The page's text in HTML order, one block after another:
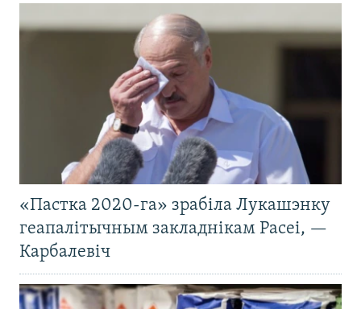
«Пастка 2020-га» зрабіла Лукашэнку
геапалітычным закладнікам Расеі, —
Карбалевіч